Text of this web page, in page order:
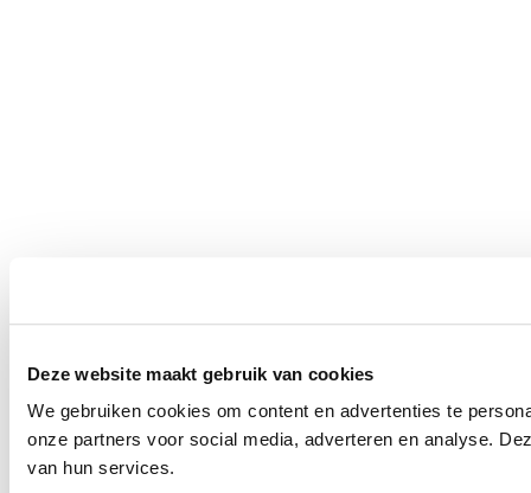
Deze website maakt gebruik van cookies
We gebruiken cookies om content en advertenties te
onze partners voor social media, adverteren en analyse.
van hun services.